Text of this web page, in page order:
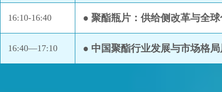
16:10-16:40 ● 聚酯瓶片：供给侧改革与全
16:40—17:10 ● 中国聚酯行业发展与市场格